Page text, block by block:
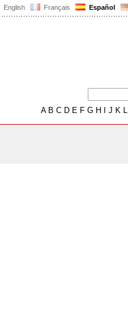
English Français Español
AB C D E F G H J K L